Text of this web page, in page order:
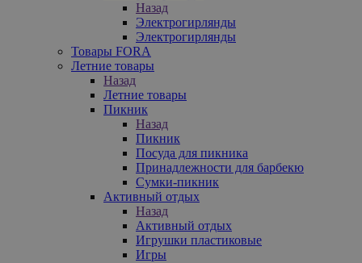
Назад
Электрогирлянды
Электрогирлянды
Товары FORA
Летние товары
Назад
Летние товары
Пикник
Назад
Пикник
Посуда для пикника
Принадлежности для барбекю
Сумки-пикник
Активный отдых
Назад
Активный отдых
Игрушки пластиковые
Игры